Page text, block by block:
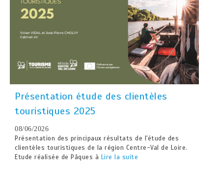
Présentation étude des clientèles
touristiques 2025
08/06/2026
Présentation des principaux résultats de l'étude des
clientèles touristiques de la région Centre-Val de Loire.
Etude réalisée de Pâques à Lire la suite